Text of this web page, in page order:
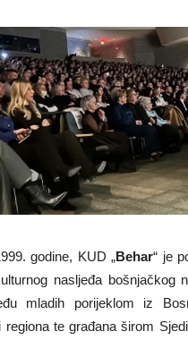
godine, KUD „Behar“ je
nasljeđa bošnjačkog
mladih porijeklom iz
regiona te građana širom